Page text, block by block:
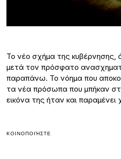
Το νέο σχήμα της
μετά τον πρόσφατο
παραπάνω. Το νόημα που
τα νέα πρόσωπα που μπήκαν
εικόνα της ήταν και παραμένει
ΚΟΙΝΟΠΟΙΉΣΤΕ